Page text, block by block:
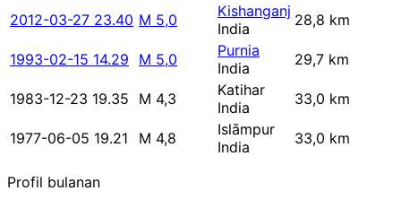
2012-03-27 23.40 M 5,0
Kishanganj
India
28,8 km
1993-02-15 14.29 M 5,0
Purnia
India
29,7 km
1983-12-23 19.35 M 4,3
Katihar
India
33,0 km
1977-06-05 19.21 M 4,8
Islāmpur
India
33,0 km
Profil bulanan